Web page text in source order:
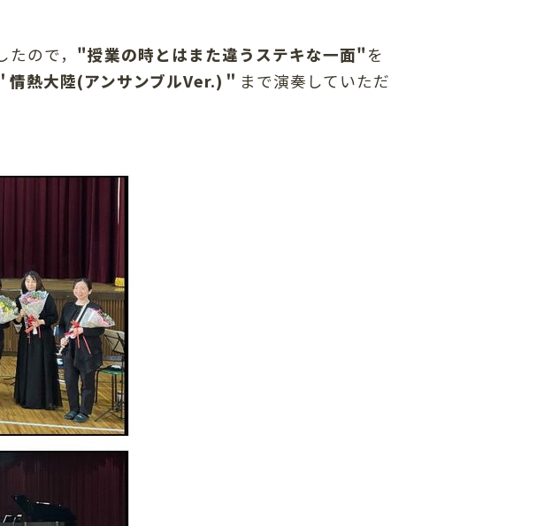
ので， "授業の時とはまた違うステキな一面" を
情熱大陸(アンサンブルVer.)＂ まで演奏していただ